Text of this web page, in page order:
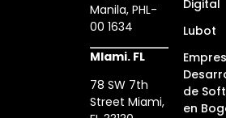
Manila, PHL-
00 1634
MIami. FL
78 SW 7th
Street Miami,
Digital
Lubot
de
en